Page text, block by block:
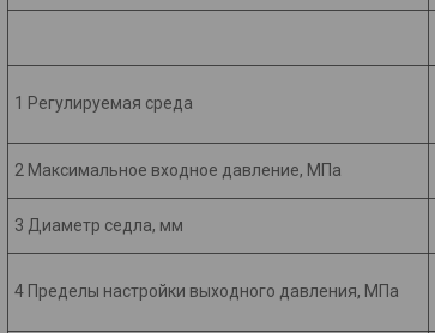
1 Регулируемая среда
2 Максимальное входное давление, МПа
3 Диаметр седла, мм
4 Пределы настройки выходного давления, МПа